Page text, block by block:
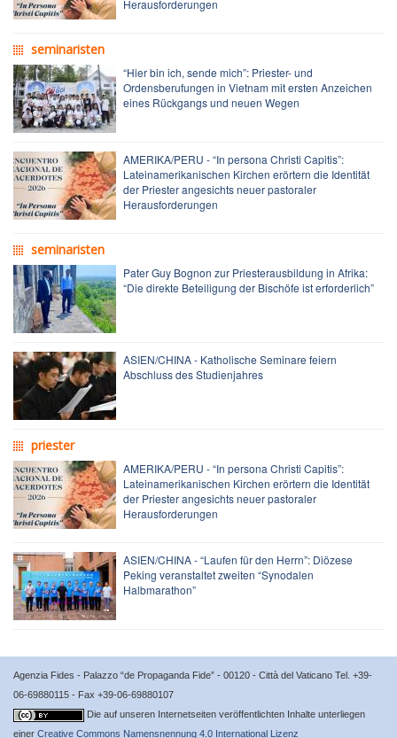
Herausforderungen
seminaristen
“Hier bin ich, sende mich”: Priester- und
Ordensberufungen in Vietnam mit ersten Anzeichen
eines Rückgangs und neuen Wegen
AMERIKA/PERU - “In persona Christi Capitis”:
Lateinamerikanischen Kirchen erörtern die Identität
der Priester angesichts neuer pastoraler
Herausforderungen
seminaristen
Pater Guy Bognon zur Priesterausbildung in Afrika:
“Die direkte Beteiligung der Bischöfe ist erforderlich”
ASIEN/CHINA - Katholische Seminare feiern
Abschluss des Studienjahres
priester
AMERIKA/PERU - “In persona Christi Capitis”:
Lateinamerikanischen Kirchen erörtern die Identität
der Priester angesichts neuer pastoraler
Herausforderungen
ASIEN/CHINA - “Laufen für den Herrn”: Diözese
Peking veranstaltet zweiten “Synodalen
Halbmarathon”
Agenzia Fides - Palazzo “de Propaganda Fide” - 00120 - Città del Vaticano Tel. +39-
06-69880115 - Fax +39-06-69880107
Die auf unseren Internetseiten veröffentlichten Inhalte unterliegen
einer Creative Commons Namensnennung 4.0 International Lizenz